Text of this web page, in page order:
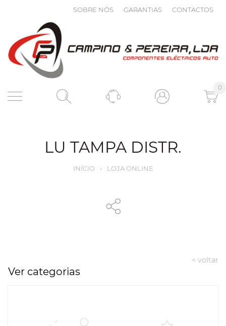
SOBRE NÓS GARANTIAS CONTACTOS
0
LU TAMPA DISTR.
INÍCIO › LOJA ONLINE
< voltar
Ver categorias